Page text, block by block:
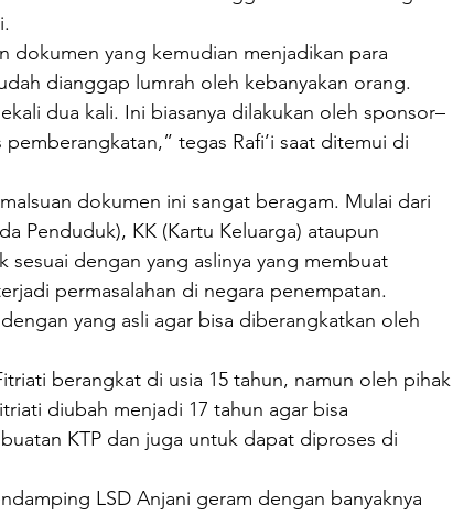
dokumen yang kemudian menjadikan para
dianggap lumrah oleh kebanyakan orang.
dua kali. Ini biasanya dilakukan oleh sponsor–
tegas Rafi’i saat ditemui di
dokumen ini sangat beragam. Mulai dari
Penduduk), KK (Kartu Keluarga) ataupun
dengan yang aslinya yang membuat
permasalahan di negara penempatan.
yang asli agar bisa diberangkatkan oleh
berangkat di usia 15 tahun, namun oleh pihak
diubah menjadi 17 tahun agar bisa
KTP dan juga untuk dapat diproses di
LSD Anjani geram dengan banyaknya